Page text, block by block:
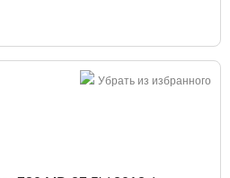
Убрать из избранного